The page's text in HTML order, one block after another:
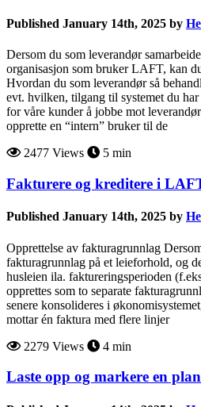
Published January 14th, 2025 by
Dersom du som leverandør
organisasjon som bruker LAFT, kan
Hvordan du som leverandør så
evt. hvilken, tilgang til systemet du
for våre kunder å jobbe mot
opprette en “intern” bruker til de
2477 Views
5 min
Fakturere og kreditere i
Published January 14th, 2025 by
Opprettelse av fakturagrunnlag
fakturagrunnlag på et leieforhold, og
husleien ila. faktureringsperioden
opprettes som to separate
senere konsolideres i
mottar én faktura med flere linjer
2279 Views
4 min
Laste opp og markere en